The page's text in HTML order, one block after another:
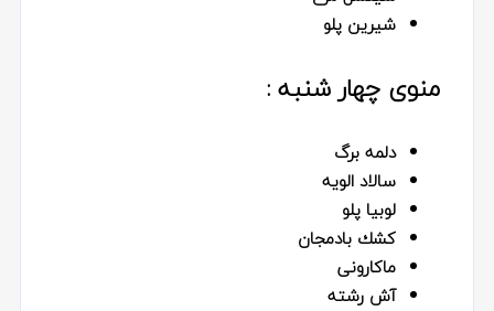
شيرين پلو
منوی چهار شنبه :
دلمه برگ
سالاد الویه
لوبيا پلو
كشك بادمجان
ماكارونى
آش رشته